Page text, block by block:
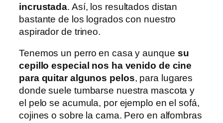
incrustada. Así, los resultados distan
bastante de los logrados con nuestro
aspirador de trineo.
Tenemos un perro en casa y aunque su
cepillo especial nos ha venido de cine
para quitar algunos pelos, para lugares
donde suele tumbarse nuestra mascota y
el pelo se acumula, por ejemplo en el sofá,
cojines o sobre la cama. Pero en alfombras